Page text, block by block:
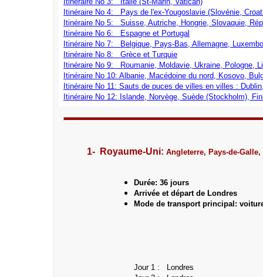
Itinéraire No 4: Pays de l'ex-Yougoslavie (Slovénie,
Itinéraire No 5:
Suisse, Autriche, Hongrie, Slovaquie,
Itinéraire No 6: Espagne et Portugal
Itinéraire No 7:
Belgique, Pays-Bas, Allemagne,
Itinéraire No 8: Grèce et Turquie
Itinéraire No 9: Roumanie, Moldavie, Ukraine, Pologne,
Itinéraire No 10: Albanie, Macédoine du nord, Kosovo,
Itinéraire No 11: Sauts de puces de villes en villes :
Itinéraire No 12: Islande, Norvège, Suède (Stockholm),
1- Royaume-Uni: Angleterre, Pays-de-Galle,
Durée: 36 jours
Arrivée et départ de Londres
Mode de transport principal:
Jour 1 : Londres